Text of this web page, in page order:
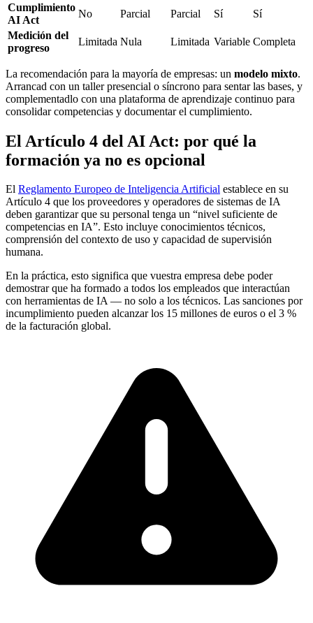
Cumplimiento
AI Act
No Parcial Parcial Sí
Sí
Medición del
progreso
Limitada Nula Limitada Variable Completa
La recomendación para la mayoría de empresas: un modelo mixto.
Arrancad con un taller presencial o síncrono para sentar las bases, y
complementadlo con una plataforma de aprendizaje continuo para
consolidar competencias y documentar el cumplimiento.
El Artículo 4 del AI Act: por qué la
formación ya no es opcional
El Reglamento Europeo de Inteligencia Artificial establece en su
Artículo 4 que los proveedores y operadores de sistemas de IA
deben garantizar que su personal tenga un “nivel suficiente de
competencias en IA”. Esto incluye conocimientos técnicos,
comprensión del contexto de uso y capacidad de supervisión
humana.
En la práctica, esto significa que vuestra empresa debe poder
demostrar que ha formado a todos los empleados que interactúan
con herramientas de IA — no solo a los técnicos. Las sanciones por
incumplimiento pueden alcanzar los 15 millones de euros o el 3 %
de la facturación global.